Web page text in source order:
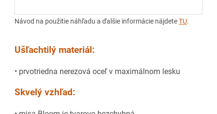
Návod na použitie náhľadu a ďalšie informácie nájdeteTU.
Ušľachtilý materiál:
• prvotriedna nerezová oceľ v maximálnom lesku
Skvelý vzhľad: